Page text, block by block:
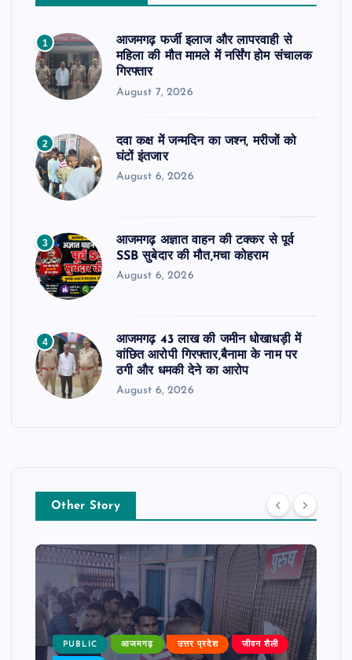
1
आजमगढ़ फर्जी इलाज और लापरवाही से
महिला की मौत मामले में नर्सिंग होम संचालक
गिरफ्तार
August 7, 2026
2
दवा कक्ष में जन्मदिन का जश्न, मरीजों को
घंटों इंतजार
August 6, 2026
3
आजमगढ़ अज्ञात वाहन की टक्कर से पूर्व
SSB सुबेदार की मौत,मचा कोहराम
August 6, 2026
4
आजमगढ़ 43 लाख की जमीन धोखाधड़ी में
वांछित आरोपी गिरफ्तार,बैनामा के नाम पर
ठगी और धमकी देने का आरोप
August 6, 2026
Other Story
PUBLIC आजमगढ़ उत्तर प्रदेश जीवन शैली